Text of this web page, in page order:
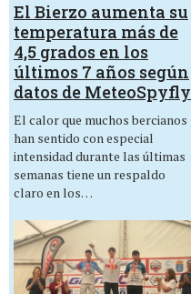
El Bierzo aumenta su
temperatura más de
4,5 grados en los
últimos 7 años según
datos de MeteoSpyfly
El calor que muchos bercianos
han sentido con especial
intensidad durante las últimas
semanas tiene un respaldo
claro en los…